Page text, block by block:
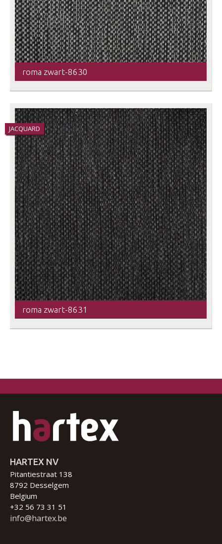
roma zwart-8630
JACQUARD
roma zwart-8631
HARTEX NV
Pitantiestraat 138
8792 Desselgem
Belgium
+32 56 73 31 51
info@hartex.be